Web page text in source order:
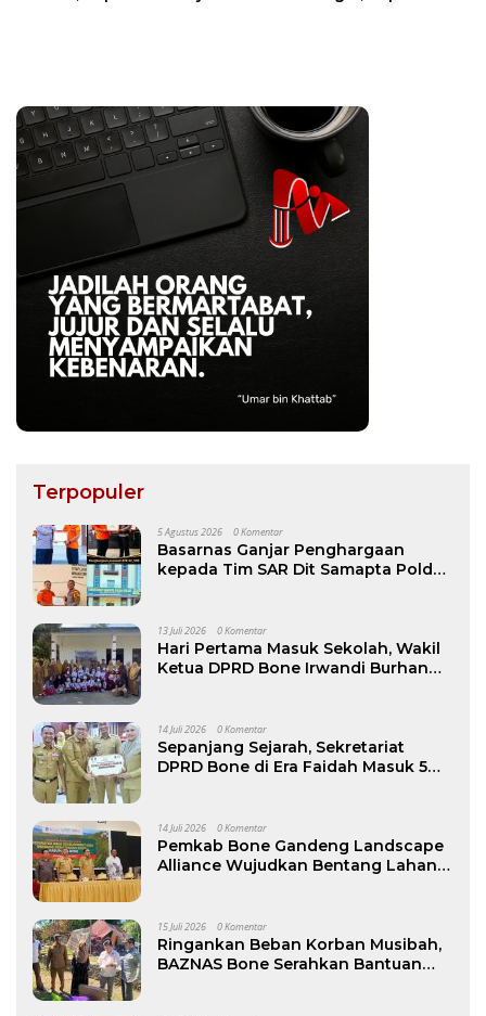
Terpopuler
5 Agustus 2026 0 Komentar
Basarnas Ganjar Penghargaan
kepada Tim SAR Dit Samapta Polda
13 Juli 2026 0 Komentar
Hari Pertama Masuk Sekolah, Wakil
Ketua DPRD Bone Irwandi Burhan
14 Juli 2026 0 Komentar
Sepanjang Sejarah, Sekretariat
DPRD Bone di Era Faidah Masuk 5
14 Juli 2026 0 Komentar
Pemkab Bone Gandeng Landscape
Alliance Wujudkan Bentang Lahan
15 Juli 2026 0 Komentar
Ringankan Beban Korban Musibah,
BAZNAS Bone Serahkan Bantuan